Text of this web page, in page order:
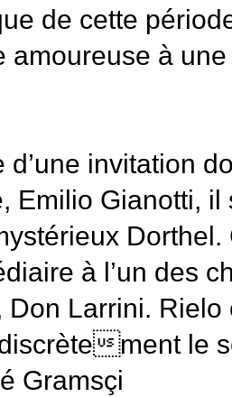
de cette
amoureuse à
d’une invitation
Emilio Gianotti,
à l’un des
Don Larrini.
ment le
Gramsçi